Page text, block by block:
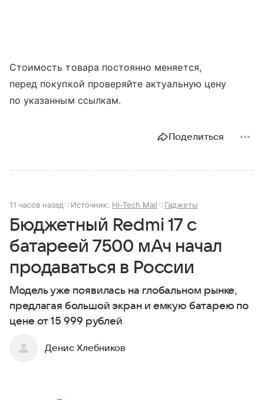
Стоимость товара постоянно меняется,
перед покупкой проверяйте актуальную цену
по указанным ссылкам.
Поделиться
11 часов назад Источник: Hi-Tech Mail Гаджеты
Бюджетный Redmi 17 с
батареей 7500 мАч начал
продаваться в России
Модель уже появилась на глобальном рынке,
предлагая большой экран и емкую батарею по
цене от 15 999 рублей
Денис Хлебников